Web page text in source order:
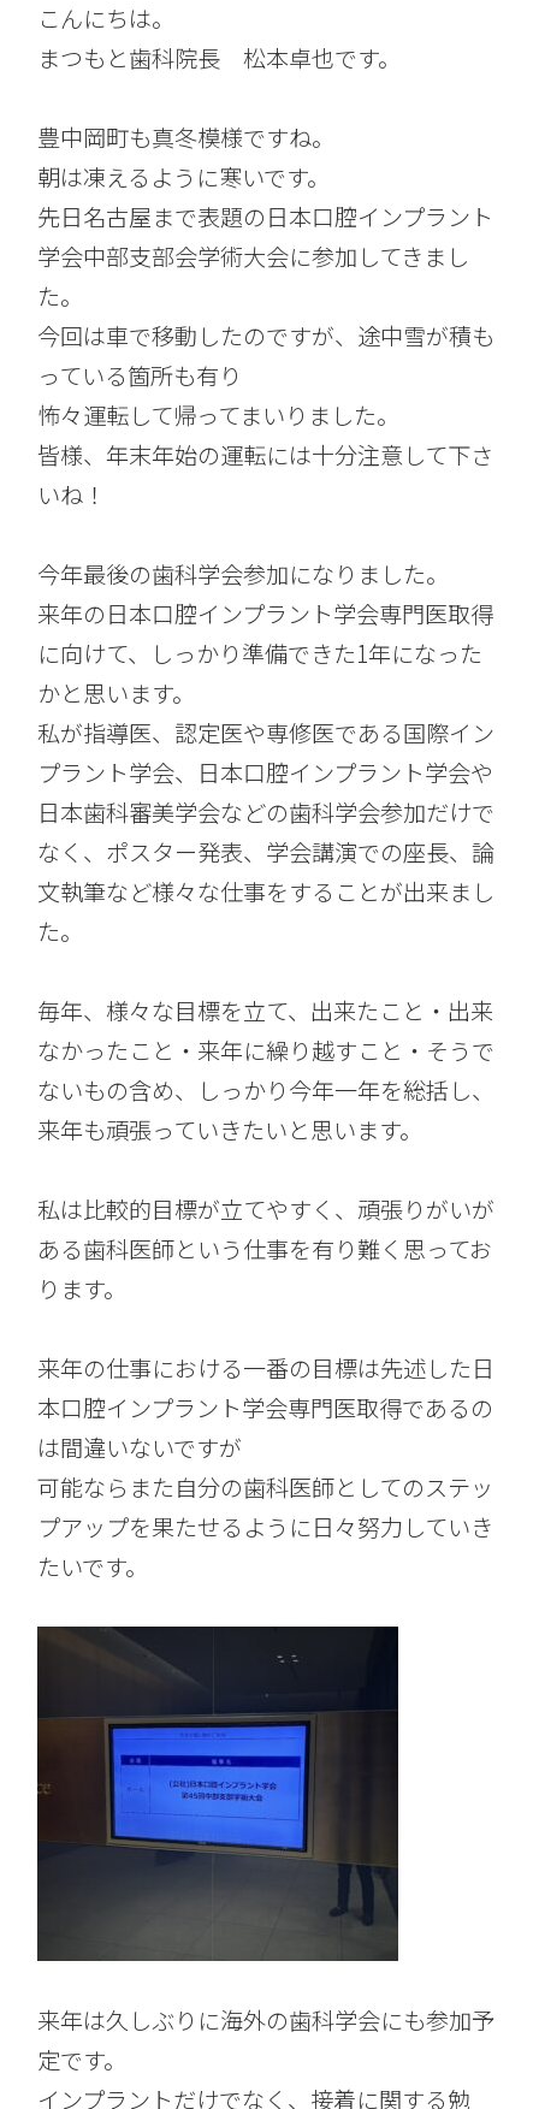
こんにちは。
まつもと歯科院長 松本卓也です。
豊中岡町も真冬模様ですね。
朝は凍えるように寒いです。
先日名古屋まで表題の日本口腔インプラント
学会中部支部会学術大会に参加してきまし
た。
今回は車で移動したのですが、途中雪が積も
っている箇所も有り
怖々運転して帰ってまいりました。
皆様、年末年始の運転には十分注意して下さ
いね！
今年最後の歯科学会参加になりました。
来年の日本口腔インプラント学会専門医取得
に向けて、しっかり準備できた1年になった
かと思います。
私が指導医、認定医や専修医である国際イン
プラント学会、日本口腔インプラント学会や
日本歯科審美学会などの歯科学会参加だけで
なく、ポスター発表、学会講演での座長、論
文執筆など様々な仕事をすることが出来まし
た。
毎年、様々な目標を立て、出来たこと・出来
なかったこと・来年に繰り越すこと・そうで
ないもの含め、しっかり今年一年を総括し、
来年も頑張っていきたいと思います。
私は比較的目標が立てやすく、頑張りがいが
ある歯科医師という仕事を有り難く思ってお
ります。
来年の仕事における一番の目標は先述した日
本口腔インプラント学会専門医取得であるの
は間違いないですが
可能ならまた自分の歯科医師としてのステッ
プアップを果たせるように日々努力していき
たいです。
来年は久しぶりに海外の歯科学会にも参加予
定です。
インプラントだけでなく、接着に関する勉